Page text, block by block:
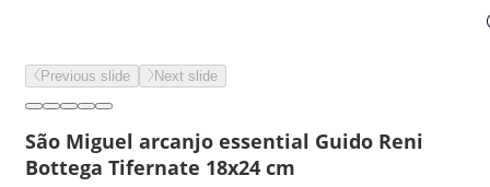
Previous slide Next slide
São Miguel arcanjo essential Guido Reni
Bottega Tifernate 18x24 cm